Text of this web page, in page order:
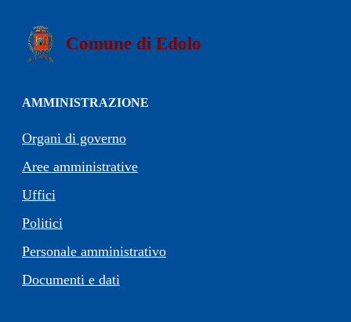
Comune di Edolo
AMMINISTRAZIONE
Organi di governo
Aree amministrative
Uffici
Politici
Personale amministrativo
Documenti e dati